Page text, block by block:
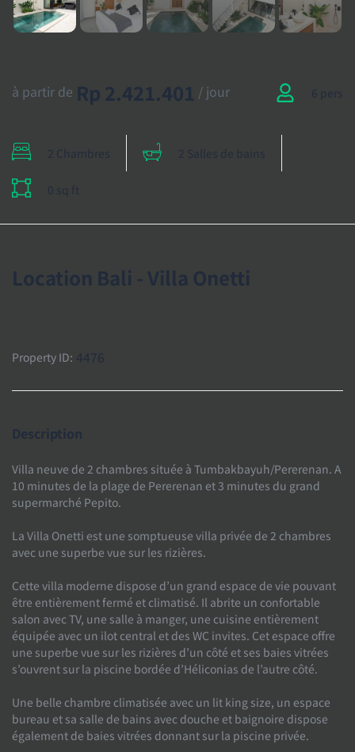
à partir de Rp 2.421.401 / jour 6 pers
2 Chambres 2 Salles de bains
0 sq ft
Location Bali - Villa Onetti
Property ID: 4476
Description
Villa neuve de 2 chambres située à Tumbakbayuh/Pererenan. A
10 minutes de la plage de Pererenan et 3 minutes du grand
supermarché Pepito.
La Villa Onetti est une somptueuse villa privée de 2 chambres
avec une superbe vue sur les rizières.
Cette villa moderne dispose d’un grand espace de vie pouvant
être entièrement fermé et climatisé. Il abrite un confortable
salon avec TV, une salle à manger, une cuisine entièrement
équipée avec un ilot central et des WC invites. Cet espace offre
une superbe vue sur les rizières d’un côté et ses baies vitrées
s’ouvrent sur la piscine bordée d’Héliconias de l’autre côté.
Une belle chambre climatisée avec un lit king size, un espace
bureau et sa salle de bains avec douche et baignoire dispose
également de baies vitrées donnant sur la piscine privée.